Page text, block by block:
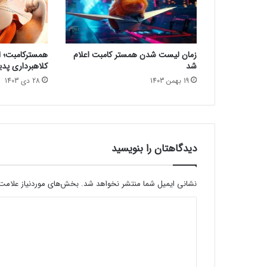
c
a
4
ر
س
م
ا
ش
ش
زمان لیست شدن همستر کامبت اعلام
شد
19 بهمن 1403
همسترکامبت؛
کلاهبرداری
28 دی 1403
دیدگاهتان را بنویسید
نشانی ایمیل شما منتشر نخواهد شد. بخش‌های موردنیاز